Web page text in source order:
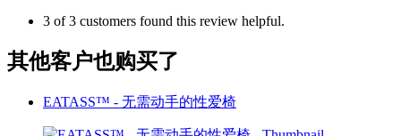
3 of 3 customers found this review helpful.
其他客户也购买了
EATASS™ - 无需动手的性爱椅